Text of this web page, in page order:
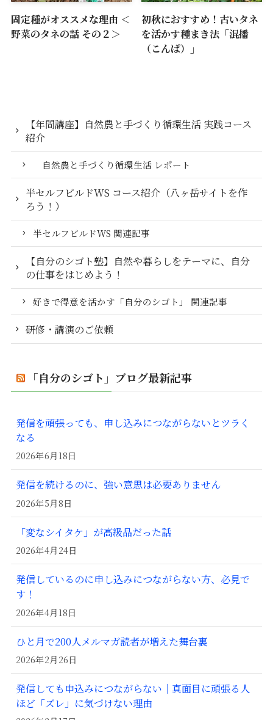
固定種がオススメな理由 ＜
野菜のタネの話 その２＞
初秋におすすめ！古いタネ
を活かす種まき法「混播
（こんぱ）」
【年間講座】自然農と手づくり循環生活 実践コース
紹介
自然農と手づくり循環生活 レポート
半セルフビルドWS コース紹介（八ヶ岳サイトを作
ろう！）
半セルフビルドWS 関連記事
【自分のシゴト塾】自然や暮らしをテーマに、自分
の仕事をはじめよう！
好きで得意を活かす「自分のシゴト」 関連記事
研修・講演のご依頼
「自分のシゴト」ブログ最新記事
発信を頑張っても、申し込みにつながらないとツラく
なる
2026年6月18日
発信を続けるのに、強い意思は必要ありません
2026年5月8日
「変なシイタケ」が高級品だった話
2026年4月24日
発信しているのに申し込みにつながらない方、必見で
す！
2026年4月18日
ひと月で200人メルマガ読者が増えた舞台裏
2026年2月26日
発信しても申込みにつながらない｜真面目に頑張る人
ほど「ズレ」に気づけない理由